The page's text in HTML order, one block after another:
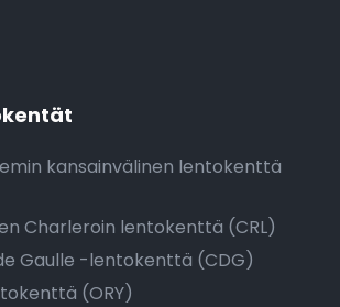
kansainvälinen lentokenttä
Charleroin lentokenttä (CRL)
Gaulle -lentokenttä (CDG)
(ORY)